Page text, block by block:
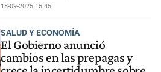
18-09-2025 15:45
SALUD Y ECONOMÍA
El Gobierno anunció
cambios en las prepagas y